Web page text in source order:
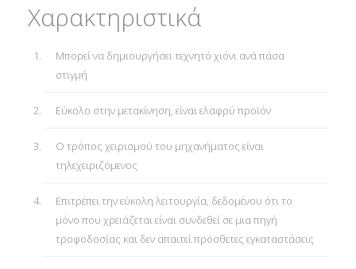
Χαρακτηριστικά
Μπορεί να δημιουργήσει τεχνητό χιόνι ανά πάσα
στιγμή
Εύκολο στην μετακίνηση, είναι ελαφρύ προϊόν
Ο τρόπος χειρισμού του μηχανήματος είναι
τηλεχειριζόμενος
Επιτρέπει την εύκολη λειτουργία, δεδομένου ότι το
μόνο που χρειάζεται είναι συνδεθεί σε μια πηγή
τροφοδοσίας και δεν απαιτεί πρόσθετες εγκαταστάσεις